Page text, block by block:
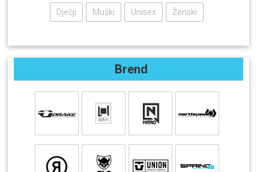
Dječji Muški Unisex Ženski
Brend